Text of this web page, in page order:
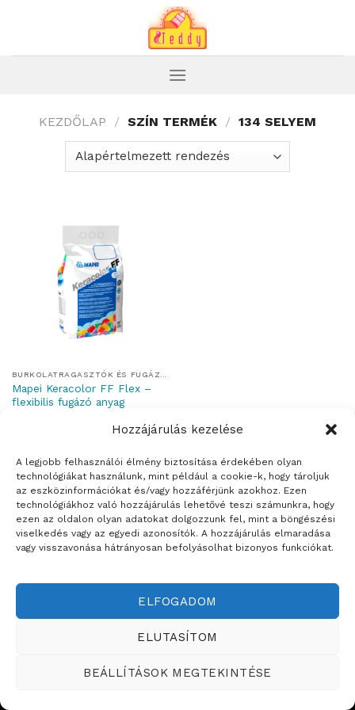
Hozzájárulás kezelése
A legjobb felhasználói élmény biztosítása érdekében olyan
technológiákat használunk, mint például a cookie-k, hogy tároljuk
az eszközinformációkat és/vagy hozzáférjünk azokhoz. Ezen
technológiákhoz való hozzájárulás lehetővé teszi számunkra, hogy
ezen az oldalon olyan adatokat dolgozzunk fel, mint a böngészési
viselkedés vagy az egyedi azonosítók. A hozzájárulás elmaradása
vagy visszavonása hátrányosan befolyásolhat bizonyos funkciókat.
ELFOGADOM
ELUTASÍTOM
BEÁLLÍTÁSOK MEGTEKINTÉSE
KEZDŐLAP / SZÍN TERMÉK / 134 SELYEM
Mapei Keracolor FF Flex –
flexibilis fugázó anyag
Weboldalt készítette:
ÉRTÉKESÍTÉSI TERÜLETEINK
Copyright ©2026Teddy Festékbolt